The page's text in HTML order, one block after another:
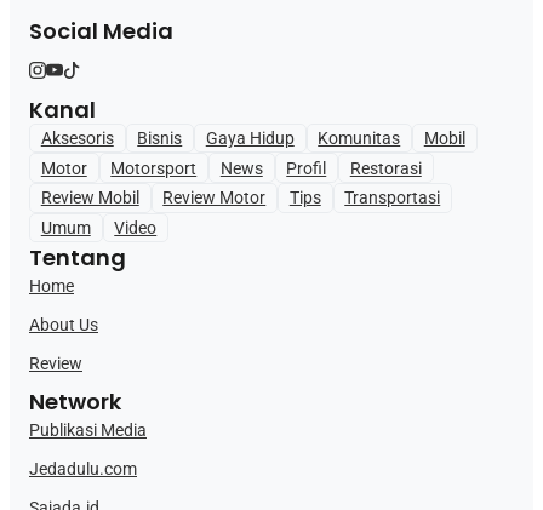
Social Media
Kanal
Aksesoris Bisnis Gaya Hidup Komunitas
Mobil
Motor
Motorsport News Profil
Restorasi
Review Mobil
Review Motor Tips
Transportasi
Umum
Video
Tentang
Home
About Us
Review
Network
Publikasi Media
Jedadulu.com